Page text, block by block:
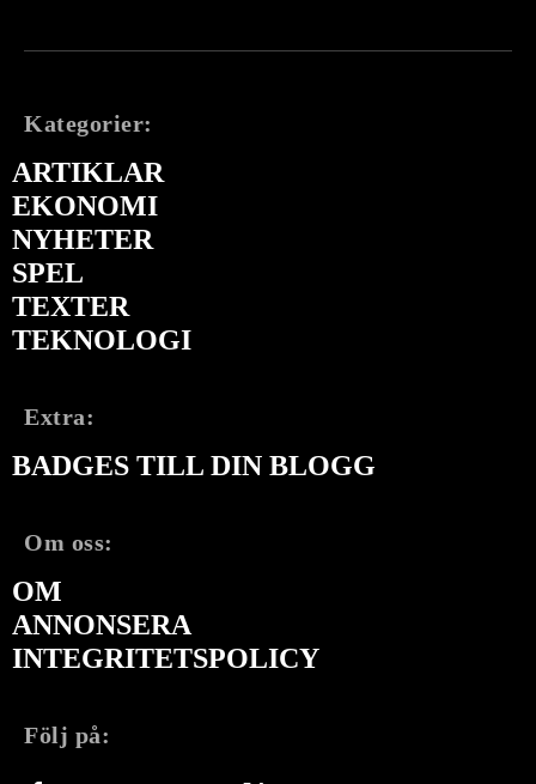
Kategorier:
ARTIKLAR
EKONOMI
NYHETER
SPEL
TEXTER
TEKNOLOGI
Extra:
BADGES TILL DIN BLOGG
Om oss:
OM
ANNONSERA
INTEGRITETSPOLICY
Följ på: